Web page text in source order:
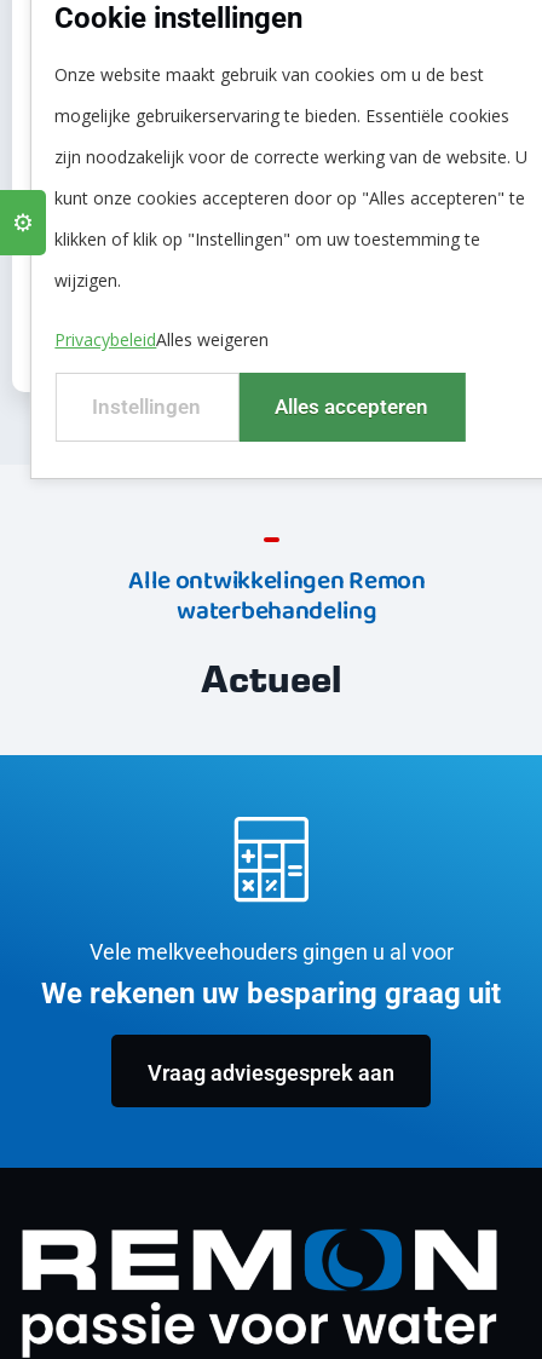
Facebook LinkedIn
VORIGE
Alle ontwikkelingen Remon
waterbehandeling
Actueel
Vele melkveehouders gingen u al voor
We rekenen uw besparing graag uit
Vraag adviesgesprek aan
Cookie instellingen
Onze website maakt gebruik van cookies om u de best
mogelijke gebruikerservaring te bieden. Essentiële cookies
zijn noodzakelijk voor de correcte werking van de website. U
kunt onze cookies accepteren door op "Alles accepteren" te
klikken of klik op "Instellingen" om uw toestemming te
wijzigen.
PrivacybeleidAlles weigeren
Instellingen Alles accepteren
⚙️